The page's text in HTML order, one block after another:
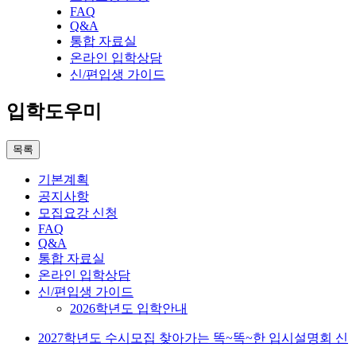
FAQ
Q&A
통합 자료실
온라인 입학상담
신/편입생 가이드
입학도우미
목록
기본계획
공지사항
모집요강 신청
FAQ
Q&A
통합 자료실
온라인 입학상담
신/편입생 가이드
2026학년도 입학안내
2027학년도 수시모집 찾아가는 똑~똑~한 입시설명회 신